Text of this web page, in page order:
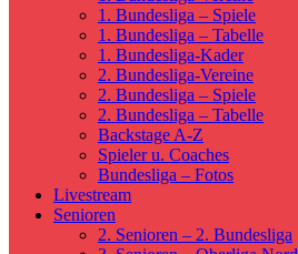
1. Bundesliga – Spiele
1. Bundesliga – Tabelle
1. Bundesliga-Kader
2. Bundesliga-Vereine
2. Bundesliga – Spiele
2. Bundesliga – Tabelle
Backstage A-Z
Spieler u. Coaches
Bundesliga – Fotos
Livestream
Senioren
2. Senioren – 2. Bundesliga